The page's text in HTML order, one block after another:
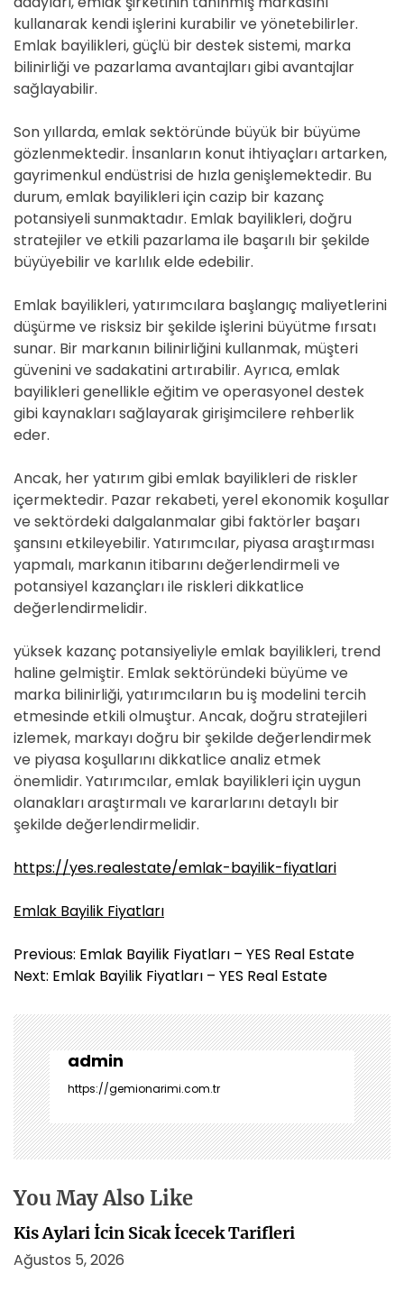
kullanarak kendi işlerini kurabilir ve yönetebilirler.
Emlak bayilikleri, güçlü bir destek sistemi, marka
bilinirliği ve pazarlama avantajları gibi avantajlar
sağlayabilir.
Son yıllarda, emlak sektöründe büyük bir büyüme
gözlenmektedir. İnsanların konut ihtiyaçları artarken,
gayrimenkul endüstrisi de hızla genişlemektedir. Bu
durum, emlak bayilikleri için cazip bir kazanç
potansiyeli sunmaktadır. Emlak bayilikleri, doğru
stratejiler ve etkili pazarlama ile başarılı bir şekilde
büyüyebilir ve karlılık elde edebilir.
Emlak bayilikleri, yatırımcılara başlangıç maliyetlerini
düşürme ve risksiz bir şekilde işlerini büyütme fırsatı
sunar. Bir markanın bilinirliğini kullanmak, müşteri
güvenini ve sadakatini artırabilir. Ayrıca, emlak
bayilikleri genellikle eğitim ve operasyonel destek
gibi kaynakları sağlayarak girişimcilere rehberlik
eder.
Ancak, her yatırım gibi emlak bayilikleri de riskler
içermektedir. Pazar rekabeti, yerel ekonomik koşullar
ve sektördeki dalgalanmalar gibi faktörler başarı
şansını etkileyebilir. Yatırımcılar, piyasa araştırması
yapmalı, markanın itibarını değerlendirmeli ve
potansiyel kazançları ile riskleri dikkatlice
değerlendirmelidir.
yüksek kazanç potansiyeliyle emlak bayilikleri, trend
haline gelmiştir. Emlak sektöründeki büyüme ve
marka bilinirliği, yatırımcıların bu iş modelini tercih
etmesinde etkili olmuştur. Ancak, doğru stratejileri
izlemek, markayı doğru bir şekilde değerlendirmek
ve piyasa koşullarını dikkatlice analiz etmek
önemlidir. Yatırımcılar, emlak bayilikleri için uygun
olanakları araştırmalı ve kararlarını detaylı bir
şekilde değerlendirmelidir.
https://yes.realestate/emlak-bayilik-fiyatlari
Emlak Bayilik Fiyatları
Y
a
ı
g
e
z
i
n
m
s
i
Previous: Emlak Bayilik Fiyatları – YES Real Estate
Next: Emlak Bayilik Fiyatları – YES Real Estate
admin
https://gemionarimi.com.tr
You May Also Like
Kis Aylari İcin Sicak İcecek Tarifleri
Ağustos 5, 2026